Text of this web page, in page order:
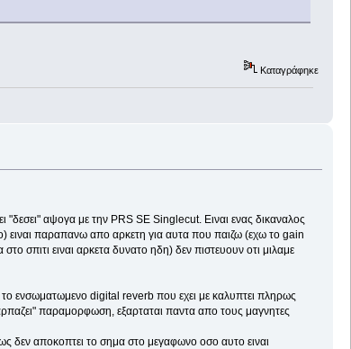
Καταγράφηκε
αψογα με την PRS SE Singlecut. Ειναι ενας δικαναλος
παραπανω απο αρκετη για αυτα που παιζω (εχω το gain
σπιτι ειναι αρκετα δυνατο ηδη) δεν πιστευουν οτι μιλαμε
ενσωματωμενο digital reverb που εχει με καλυπτει πληρως
παραμορφωση, εξαρταται παντα απο τους μαγνητες
δεν αποκοπτει το σημα στο μεγαφωνο οσο αυτο ειναι